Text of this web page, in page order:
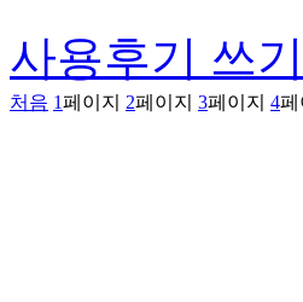
사용후기 쓰기
처음 1페이지 2페이지 3페이지 4페